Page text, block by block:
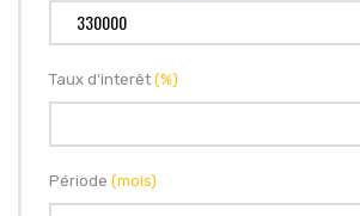
Taux d'interêt (%)
Période (mois)